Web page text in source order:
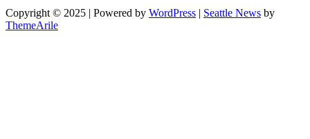
Copyright © 2025 | Powered by WordPress | Seattle News by
ThemeArile